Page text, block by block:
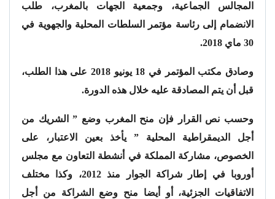
المجالس الجماعية، وجمعية الجهات بالمغرب، طلب
الانضمام إلى رئاسة مؤتمر السلطات المحلية والجهوية في
30 ماي 2018.
وصادق مكتب المؤتمر في 18 يونيو 2018 على هذا الطلب،
قبل أن يتم المصادقة عليه خلال هذه الدورة.
وحسب نص القرار فإن منح المغرب وضع ” الشريك من
أجل الديمقراطية المحلية ” يأخذ بعين الاعتبار، على
الخصوص، مشاركة المملكة في أنشطة التعاون مع مجلس
أوروبا في إطار شراكة الجوار منذ 2012، وكذا مختلف
الاتفاقيات الجزئية، أو أيضا منح وضع الشراكة من أجل